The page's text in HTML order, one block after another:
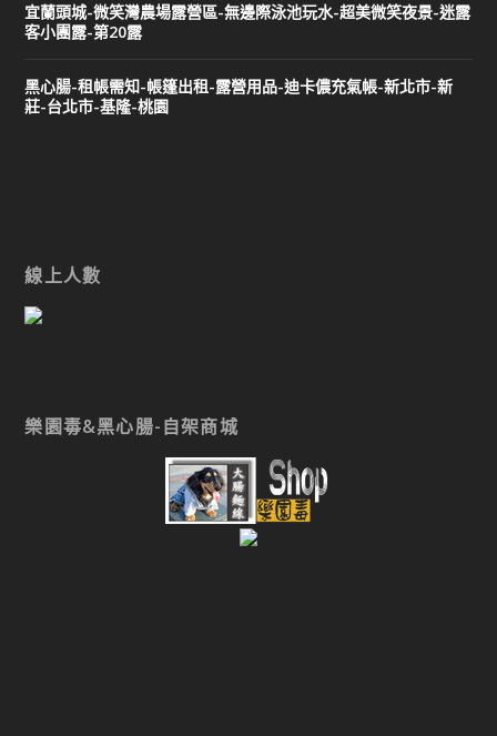
宜蘭頭城-微笑灣農場露營區-無邊際泳池玩水-超美微笑夜景-迷露
客小團露-第20露
黑心腸-租帳需知-帳篷出租-露營用品-迪卡儂充氣帳-新北市-新
莊-台北市-基隆-桃園
線上人數
樂園毒&黑心腸-自架商城